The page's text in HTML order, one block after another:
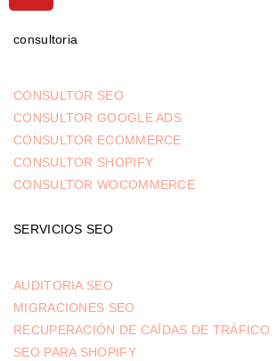
consultoria
CONSULTOR SEO
CONSULTOR GOOGLE ADS
CONSULTOR ECOMMERCE
CONSULTOR SHOPIFY
CONSULTOR WOCOMMERCE
SERVICIOS SEO
AUDITORIA SEO
MIGRACIONES SEO
RECUPERACIÓN DE CAÍDAS DE TRÁFICO
SEO PARA SHOPIFY